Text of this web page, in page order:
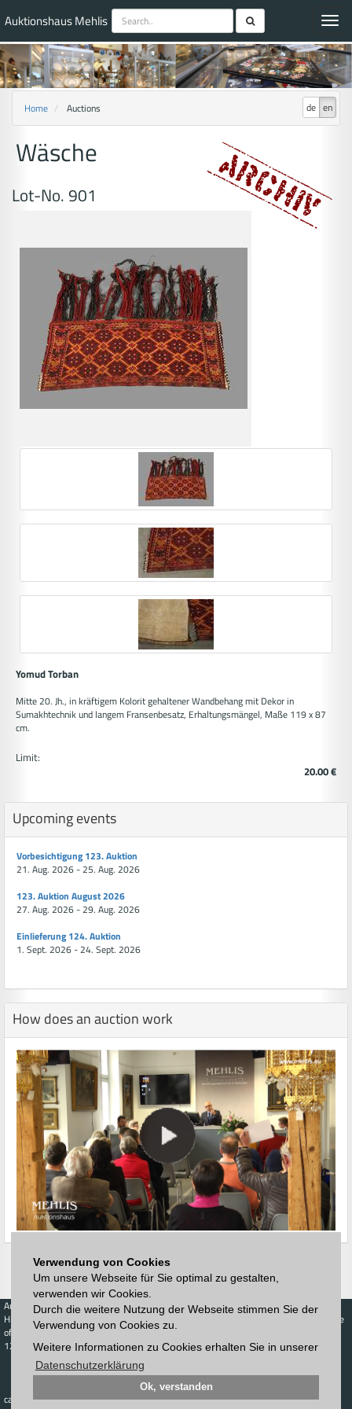
Verwendung von Cookies
Um unsere Webseite für Sie optimal zu gestalten,
verwenden wir Cookies.
Durch die weitere Nutzung der Webseite stimmen Sie der
Verwendung von Cookies zu.
Weitere Informationen zu Cookies erhalten Sie in unserer
Datenschutzerklärung
Ok, verstanden
Auktionshaus Mehlis
de en
Home Auctions
Wäsche
Lot-No. 901
Yomud Torban
Mitte 20. Jh., in kräftigem Kolorit gehaltener Wandbehang mit Dekor in
Sumakhtechnik und langem Fransenbesatz, Erhaltungsmängel, Maße 119 x 87
cm.
Limit:
20.00 €
Upcoming events
Vorbesichtigung 123. Auktion
21. Aug. 2026 - 25. Aug. 2026
123. Auktion August 2026
27. Aug. 2026 - 29. Aug. 2026
Einlieferung 124. Auktion
1. Sept. 2026 - 24. Sept. 2026
How does an auction work
Auctions
Highest acceptance
of bids
123. Auktion
Schedule
Catalog
catalog
Buy
Live-Auction
Calendar
Sell
Price Database
Highest acceptance
Auction house
Sign up
Newsletter